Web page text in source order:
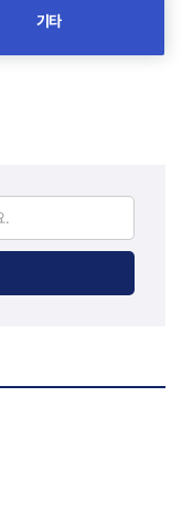
기타